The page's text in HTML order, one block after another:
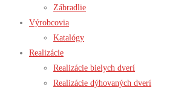
Zábradlie
Výrobcovia
Katalógy
Realizácie
Realizácie bielych dverí
Realizácie dýhovaných dverí